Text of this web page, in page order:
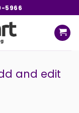
5966
and edit